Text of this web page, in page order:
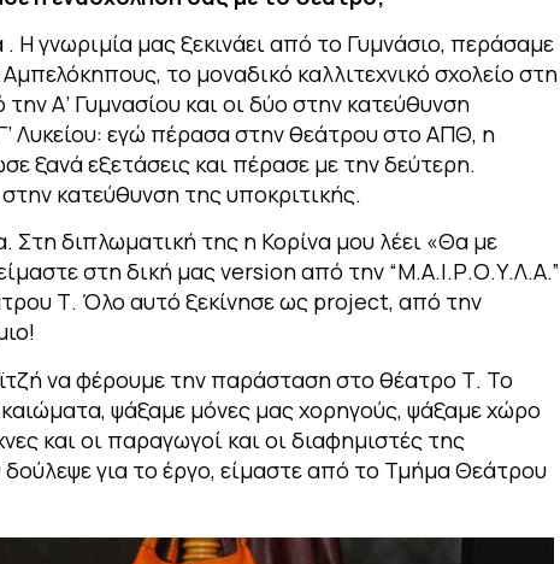
. Η γνωριμία μας ξεκινάει από το Γυμνάσιο, περάσαμε
το μοναδικό καλλιτεχνικό σχολείο στη
Α’ Γυμνασίου και οι δύο στην κατεύθυνση
Λυκείου: εγώ πέρασα στην θεάτρου στο ΑΠΘ, η
ξανά εξετάσεις και πέρασε με την δεύτερη.
κατεύθυνση της υποκριτικής.
Στη διπλωματική της η Κορίνα μου λέει «Θα με
στη δική μας version από την “Μ.Α.Ι.Ρ.Ο.Υ.Λ.Α.”
Τ. Όλο αυτό ξεκίνησε ως project, από την
να φέρουμε την παράσταση στο θέατρο Τ. Το
ψάξαμε μόνες μας χορηγούς, ψάξαμε χώρο
και οι παραγωγοί και οι διαφημιστές της
για το έργο, είμαστε από το Τμήμα Θεάτρου